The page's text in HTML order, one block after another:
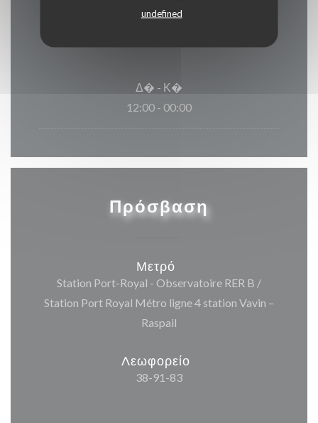
undefined
Ώρες λειτουργίας
Δ� - Κ�
12:00 - 00:00
Πρόσβαση
Μετρό
Station Port-Royal - Observatoire RER B /
Station Port Royal Métro ligne 4 station Vavin –
Raspail
Λεωφορείο
38-91-83